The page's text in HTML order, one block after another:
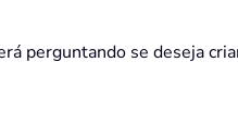
perguntando se deseja